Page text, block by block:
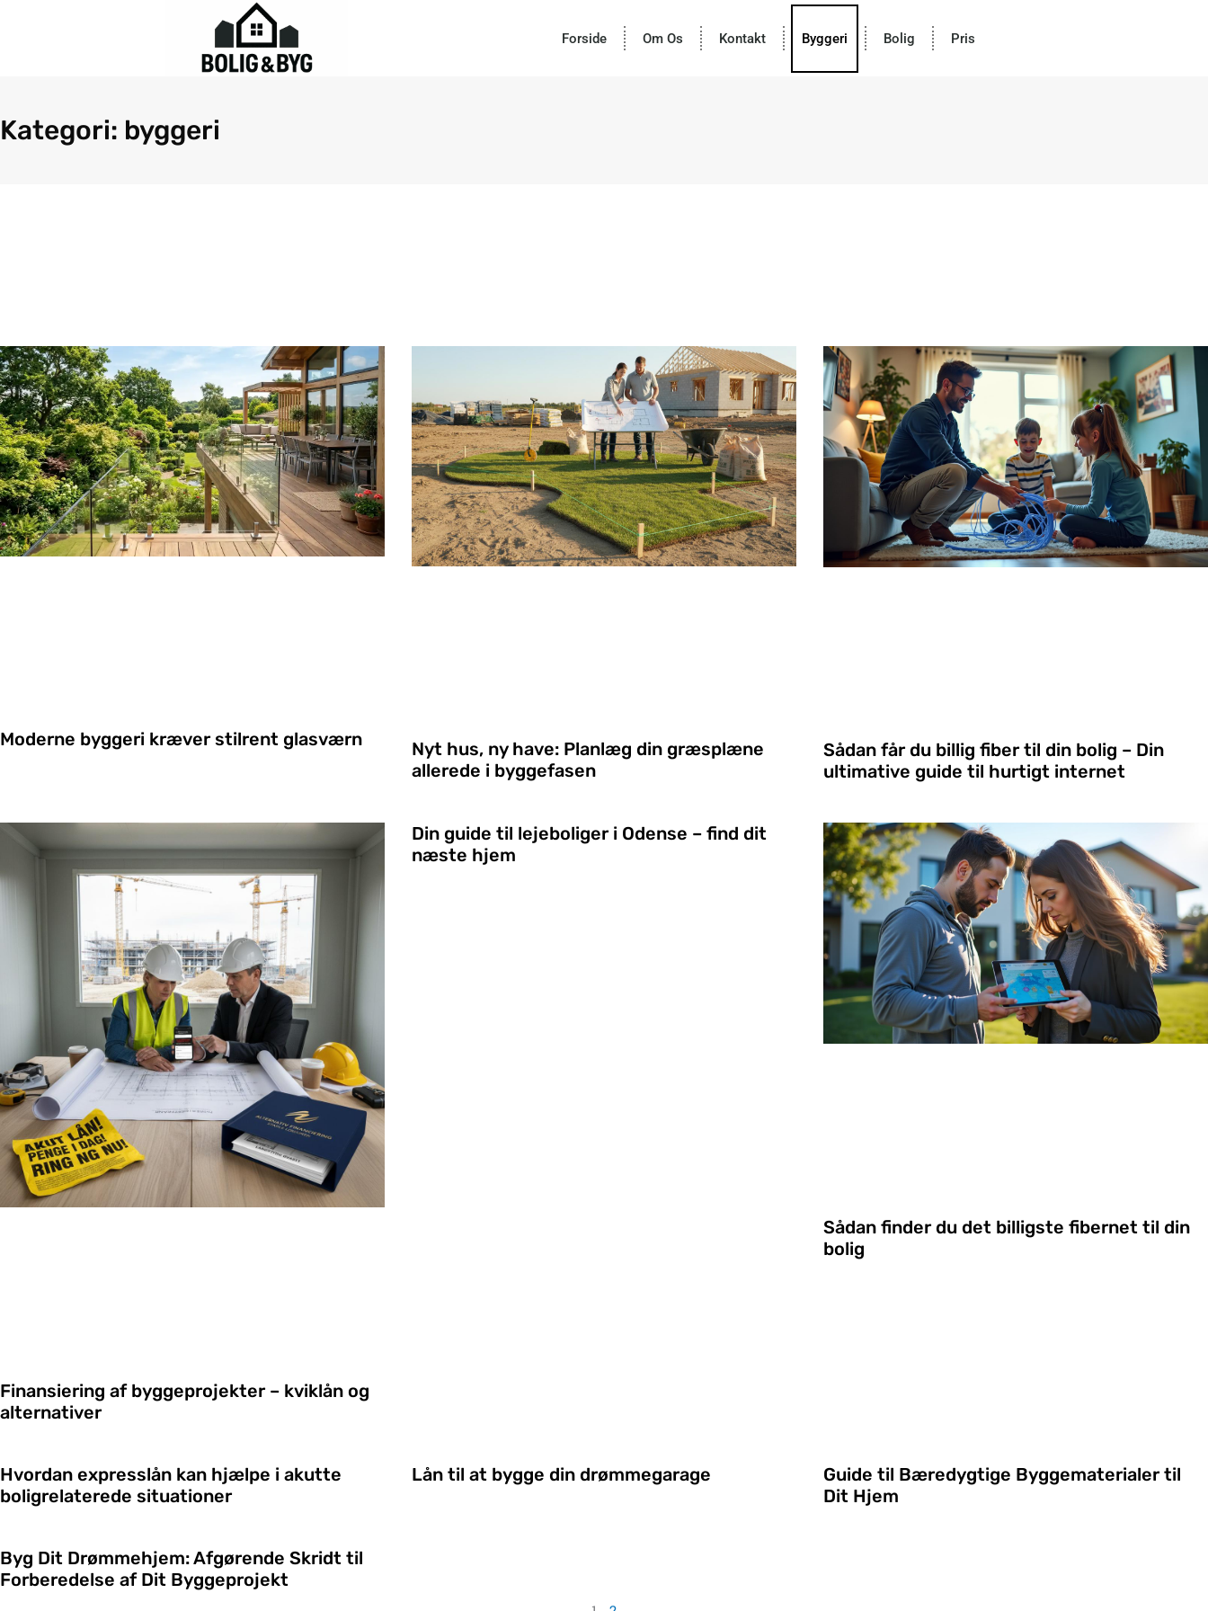
Forside Om Os Kontakt Byggeri Bolig Pris
Kategori: byggeri
Moderne byggeri kræver stilrent glasværn
Nyt hus, ny have: Planlæg din græsplæne
allerede i byggefasen
Sådan får du billig fiber til din bolig – Din
ultimative guide til hurtigt internet
Finansiering af byggeprojekter – kviklån og
alternativer
Din guide til lejeboliger i Odense – find dit
næste hjem
Sådan finder du det billigste fibernet til din
bolig
Hvordan expresslån kan hjælpe i akutte
boligrelaterede situationer
Lån til at bygge din drømmegarage
Guide til Bæredygtige Byggematerialer til
Dit Hjem
Byg Dit Drømmehjem: Afgørende Skridt til
Forberedelse af Dit Byggeprojekt
Side